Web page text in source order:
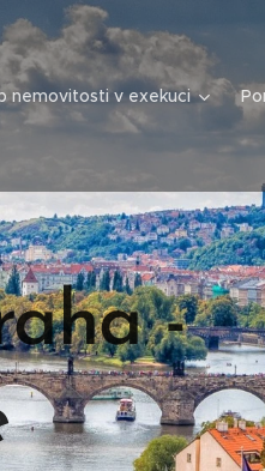
nemovitosti v exekuci
-